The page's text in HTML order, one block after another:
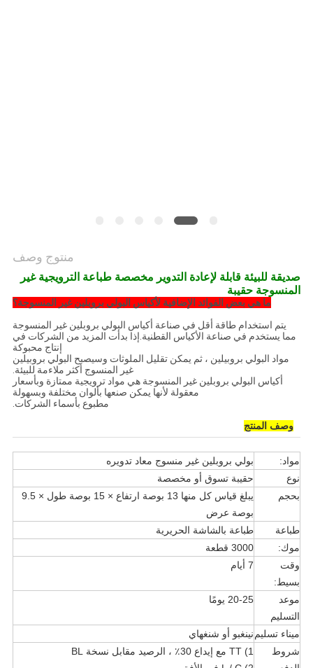
منتوج وصف
صديقة للبيئة قابلة لإعادة التدوير مخصصة طباعة الترويجية غير
المنسوجة حقيبة
ما هي بعض الفوائد الإضافية لأكياس البولي بروبلين غير المنسوجة؟
يتم استخدام طاقة أقل في صناعة أكياس البولي بروبلين غير المنسوجة
مما يستخدم في صناعة الأكياس القطنية.إذا بدأت المزيد من الشركات في
إنتاج محبوكة
مواد البولي بروبيلين ، ثم يمكن تقليل الملوثات وسيصبح البولي بروبيلين
غير المنسوج أكثر ملاءمة للبيئة.
أكياس البولي بروبلين غير المنسوجة هي مواد ترويجية ممتازة وبأسعار
معقولة لأنها يمكن صنعها بألوان مختلفة وبسهولة
مطبوع بأسماء الشركات.
وصف المنتج
مواد:
بولي بروبلين غير منسوج معاد تدويره
نوع
حقيبة تسوق أو مخصصة
بحجم
يبلغ قياس كل منها 13 بوصة ارتفاع × 15 بوصة طول × 9.5
بوصة عرض
طباعة
طباعة بالشاشة الحريرية
موك:
3000 قطعة
وقت
بسيط:
7 أيام
موعد
التسليم
20-25 يومًا
ميناء تسليمنينغبو أو شنغهاي
شروط
1) TT مع إيداع 30٪ ، الرصيد مقابل نسخة BL